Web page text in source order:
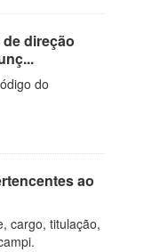
direção
do
ao
cargo, titulação,